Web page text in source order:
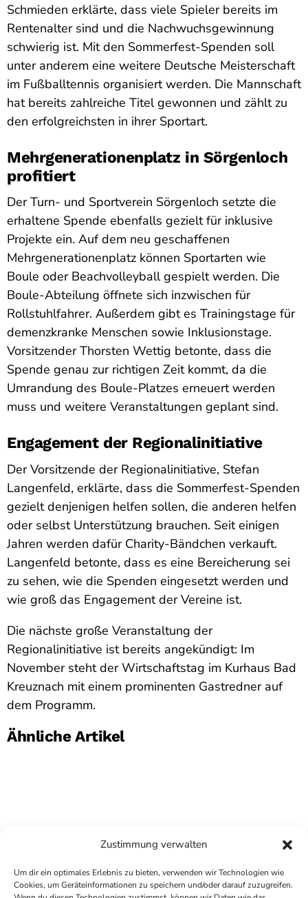
Zustimmung verwalten
Um dir ein optimales Erlebnis zu bieten, verwenden wir Technologien wie
Cookies, um Geräteinformationen zu speichern und/oder darauf zuzugreifen.
Schmieden erklärte, dass viele Spieler bereits im
Rentenalter sind und die Nachwuchsgewinnung
schwierig ist. Mit den Sommerfest-Spenden soll
unter anderem eine weitere Deutsche Meisterschaft
im Fußballtennis organisiert werden. Die Mannschaft
hat bereits zahlreiche Titel gewonnen und zählt zu
den erfolgreichsten in ihrer Sportart.
Mehrgenerationenplatz in Sörgenloch
profitiert
Der Turn- und Sportverein Sörgenloch setzte die
erhaltene Spende ebenfalls gezielt für inklusive
Projekte ein. Auf dem neu geschaffenen
Mehrgenerationenplatz können Sportarten wie
Boule oder Beachvolleyball gespielt werden. Die
Boule-Abteilung öffnete sich inzwischen für
Rollstuhlfahrer. Außerdem gibt es Trainingstage für
demenzkranke Menschen sowie Inklusionstage.
Vorsitzender Thorsten Wettig betonte, dass die
Spende genau zur richtigen Zeit kommt, da die
Umrandung des Boule-Platzes erneuert werden
muss und weitere Veranstaltungen geplant sind.
Engagement der Regionalinitiative
Der Vorsitzende der Regionalinitiative, Stefan
Langenfeld, erklärte, dass die Sommerfest-Spenden
gezielt denjenigen helfen sollen, die anderen helfen
oder selbst Unterstützung brauchen. Seit einigen
Jahren werden dafür Charity-Bändchen verkauft.
Langenfeld betonte, dass es eine Bereicherung sei
zu sehen, wie die Spenden eingesetzt werden und
wie groß das Engagement der Vereine ist.
Die nächste große Veranstaltung der
Regionalinitiative ist bereits angekündigt: Im
November steht der Wirtschaftstag im Kurhaus Bad
Kreuznach mit einem prominenten Gastredner auf
dem Programm.
Ähnliche Artikel